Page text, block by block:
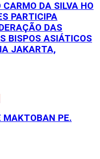
CARMO DA SILVA HO
PARTICIPA
DAS
BISPOS ASIÁTICOS
JAKARTA,
MAKTOBAN PE.